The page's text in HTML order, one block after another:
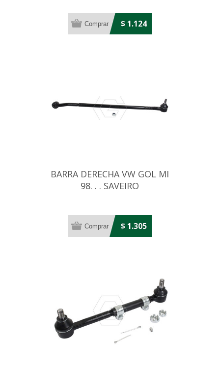
$ 1.124
BARRA DERECHA VW GOL MI
98. . . SAVEIRO
$ 1.305